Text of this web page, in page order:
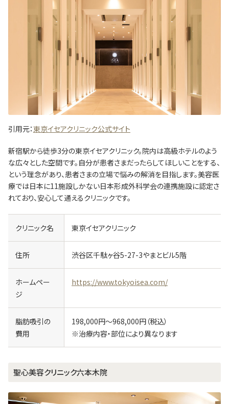
引用元：東京イセアクリニック公式サイト
新宿駅から徒歩3分の東京イセアクリニック。院内は高級ホテルのよう
な広々とした空間です。自分が患者さまだったらしてほしいことをする、
という理念があり、患者さまの立場で悩みの解消を目指します。美容医
療では日本に11施設しかない日本形成外科学会の連携施設に認定さ
れており、安心して通えるクリニックです。
クリニック名 東京イセアクリニック
住所 渋谷区千駄ヶ谷5-27-3やまとビル5階
ホームペー
ジ
https://www.tokyoisea.com/
脂肪吸引の
費用
198,000円～968,000円（税込）
※治療内容・部位により異なります
聖心美容クリニック六本木院